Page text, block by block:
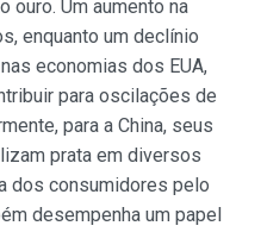
ouro. Um aumento na
enquanto um declínio
economias dos EUA,
para oscilações de
para a China, seus
prata em diversos
dos consumidores pelo
desempenha um papel